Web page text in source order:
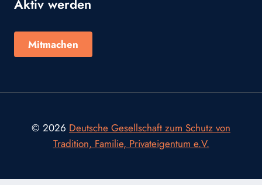
Aktiv werden
Mitmachen
© 2026 Deutsche Gesellschaft zum Schutz von
Tradition, Familie, Privateigentum e.V.